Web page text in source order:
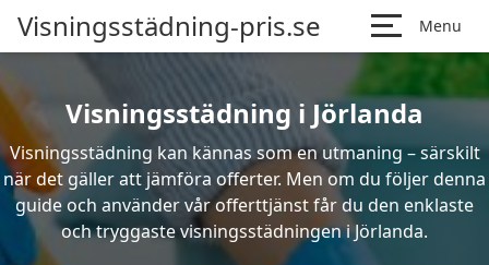
Visningsstädning-pris.se Menu
Visningsstädning i Jörlanda
Visningsstädning kan kännas som en utmaning – särskilt
när det gäller att jämföra offerter. Men om du följer denna
guide och använder vår offerttjänst får du den enklaste
och tryggaste visningsstädningen i Jörlanda.